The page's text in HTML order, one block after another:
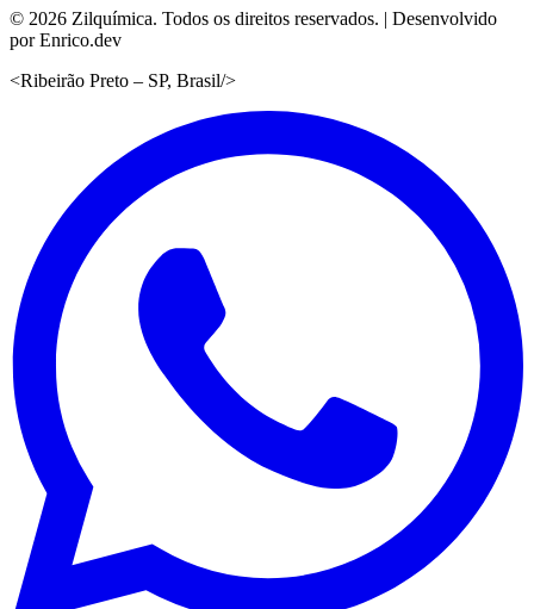
© 2026 Zilquímica. Todos os direitos reservados. | Desenvolvido
por Enrico.dev
<Ribeirão Preto – SP, Brasil/>